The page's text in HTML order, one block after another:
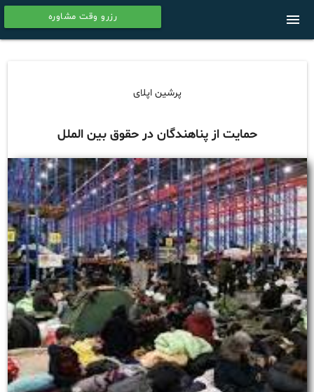
رزرو وقت مشاوره menu
پرشین اپلای
حمایت از پناهندگان در حقوق بین الملل